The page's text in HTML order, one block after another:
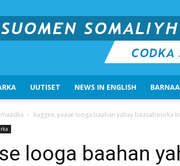
UUTISET NEWS IN ENGLISH
Xaggee, yaase looga baahan yahay baasaboorka
looga baahan